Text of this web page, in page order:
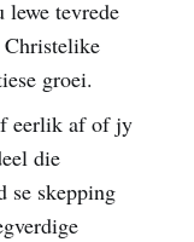
tevrede
groei.
eerlik af of jy
die
se skepping